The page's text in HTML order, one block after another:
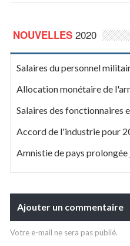
NOUVELLES2020
Salaires du personnel
Allocation monétaire de
Salaires des fonctionnaires
Accord de l'industrie pour
Amnistie de pays prolongée
Ajouter un commentaire
Votre e-mail ne sera pas publié.